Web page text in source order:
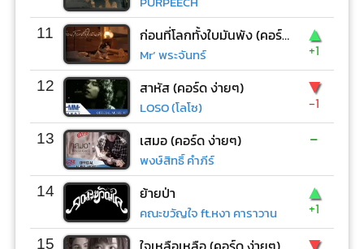
11 ก่อนที่โลกทั้งใบมันพัง (คอร์ด ง่ายๆ)
Mr’ พระจันทร์
▲
+1
12 สาหัส (คอร์ด ง่ายๆ)
LOSO (โลโซ)
▼
-1
13 เสมอ (คอร์ด ง่ายๆ)
พงษ์สิทธิ์ คำภีร์
-
14 ย้ายป่า
คณะขวัญใจ ft.หงา คาราวาน
▲
+1
15